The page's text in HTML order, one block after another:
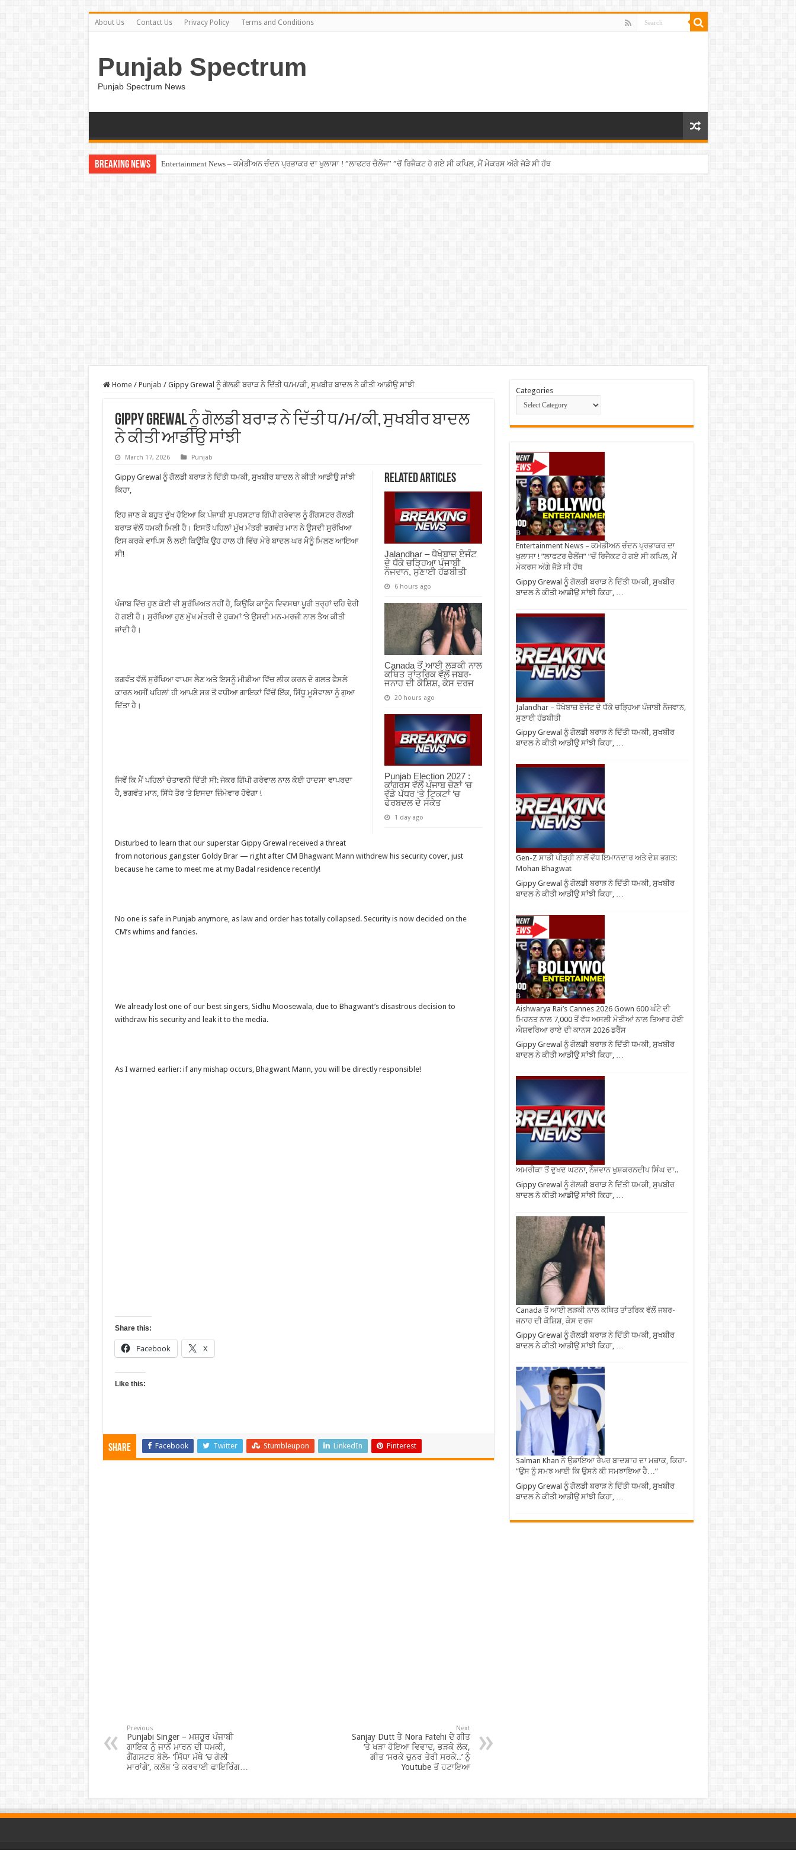
About Us Contact Us Privacy Policy Terms and Conditions
Punjab Spectrum
Punjab Spectrum News
Breaking News Entertainment News – ਕਮੇਡੀਅਨ ਚੰਦਨ ਪ੍ਰਭਾਕਰ ਦਾ ਖੁਲਾਸਾ ! ”ਲਾਫਟਰ ਚੈਲੇਂਜ” ”ਚੋਂ ਰਿਜੈਕਟ ਹੋ ਗਏ ਸੀ ਕਪਿਲ, ਮੈਂ ਮੇਕਰਸ ਅੱਗੇ ਜੋੜੇ ਸੀ ਹੱਥ
Jalandhar – ਧੋਖੇਬਾਜ਼ ਏਜੰਟ ਦੇ ਧੱਕੇ ਚੜ੍ਹਿਆ ਪੰਜਾਬੀ ਨੌਜਵਾਨ, ਸੁਣਾਈ ਹੱਡਬੀਤੀ
Home / Punjab / Gippy Grewal ਨੂੰ ਗੋਲਡੀ ਬਰਾੜ ਨੇ ਦਿੱਤੀ ਧ/ਮ/ਕੀ, ਸੁਖਬੀਰ ਬਾਦਲ ਨੇ ਕੀਤੀ ਆਡੀਉ ਸਾਂਝੀ
Gippy Grewal ਨੂੰ ਗੋਲਡੀ ਬਰਾੜ ਨੇ ਦਿੱਤੀ ਧ/ਮ/ਕੀ, ਸੁਖਬੀਰ ਬਾਦਲ
ਨੇ ਕੀਤੀ ਆਡੀਉ ਸਾਂਝੀ
March 17, 2026 Punjab
Related Articles
Jalandhar – ਧੋਖੇਬਾਜ਼ ਏਜੰਟ
ਦੇ ਧੱਕੇ ਚੜ੍ਹਿਆ ਪੰਜਾਬੀ
ਨੌਜਵਾਨ, ਸੁਣਾਈ ਹੱਡਬੀਤੀ
6 hours ago
Canada ਤੋਂ ਆਈ ਲੜਕੀ ਨਾਲ
ਕਥਿਤ ਤਾਂਤਰਿਕ ਵੱਲੋਂ ਜਬਰ-
ਜਨਾਹ ਦੀ ਕੋਸ਼ਿਸ਼, ਕੇਸ ਦਰਜ
20 hours ago
Punjab Election 2027 :
ਕਾਂਗਰਸ ਵੱਲੋਂ ਪੰਜਾਬ ਚੋਣਾਂ ‘ਚ
ਵੱਡੇ ਪੱਧਰ ‘ਤੇ ਟਿਕਟਾਂ ‘ਚ
ਫੇਰਬਦਲ ਦੇ ਸੰਕੇਤ
1 day ago
Gippy Grewal ਨੂੰ ਗੋਲਡੀ ਬਰਾੜ ਨੇ ਦਿੱਤੀ ਧਮਕੀ, ਸੁਖਬੀਰ ਬਾਦਲ ਨੇ ਕੀਤੀ ਆਡੀਉ ਸਾਂਝੀ
ਕਿਹਾ,
ਇਹ ਜਾਣ ਕੇ ਬਹੁਤ ਦੁੱਖ ਹੋਇਆ ਕਿ ਪੰਜਾਬੀ ਸੁਪਰਸਟਾਰ ਗਿੱਪੀ ਗਰੇਵਾਲ ਨੂੰ ਗੈਂਗਸਟਰ ਗੋਲਡੀ
ਬਰਾੜ ਵੱਲੋਂ ਧਮਕੀ ਮਿਲੀ ਹੈ। ਇਸਤੋਂ ਪਹਿਲਾਂ ਮੁੱਖ ਮੰਤਰੀ ਭਗਵੰਤ ਮਾਨ ਨੇ ਉਸਦੀ ਸੁਰੱਖਿਆ
ਇਸ ਕਰਕੇ ਵਾਪਿਸ ਲੈ ਲਈ ਕਿਉਂਕਿ ਉਹ ਹਾਲ ਹੀ ਵਿੱਚ ਮੇਰੇ ਬਾਦਲ ਘਰ ਮੈਨੂੰ ਮਿਲਣ ਆਇਆ
ਸੀ!
ਪੰਜਾਬ ਵਿੱਚ ਹੁਣ ਕੋਈ ਵੀ ਸੁਰੱਖਿਅਤ ਨਹੀਂ ਹੈ, ਕਿਉਂਕਿ ਕਾਨੂੰਨ ਵਿਵਸਥਾ ਪੂਰੀ ਤਰ੍ਹਾਂ ਢਹਿ ਢੇਰੀ
ਹੋ ਗਈ ਹੈ। ਸੁਰੱਖਿਆ ਹੁਣ ਮੁੱਖ ਮੰਤਰੀ ਦੇ ਹੁਕਮਾਂ ‘ਤੇ ਉਸਦੀ ਮਨ-ਮਰਜ਼ੀ ਨਾਲ ਤੈਅ ਕੀਤੀ
ਜਾਂਦੀ ਹੈ।
ਭਗਵੰਤ ਵੱਲੋਂ ਸੁਰੱਖਿਆ ਵਾਪਸ ਲੈਣ ਅਤੇ ਇਸਨੂੰ ਮੀਡੀਆ ਵਿੱਚ ਲੀਕ ਕਰਨ ਦੇ ਗਲਤ ਫੈਸਲੇ
ਕਾਰਨ ਅਸੀਂ ਪਹਿਲਾਂ ਹੀ ਆਪਣੇ ਸਭ ਤੋਂ ਵਧੀਆ ਗਾਇਕਾਂ ਵਿੱਚੋਂ ਇੱਕ, ਸਿੱਧੂ ਮੂਸੇਵਾਲਾ ਨੂੰ ਗੁਆ
ਦਿੱਤਾ ਹੈ।
ਜਿਵੇਂ ਕਿ ਮੈਂ ਪਹਿਲਾਂ ਚੇਤਾਵਨੀ ਦਿੱਤੀ ਸੀ: ਜੇਕਰ ਗਿੱਪੀ ਗਰੇਵਾਲ ਨਾਲ ਕੋਈ ਹਾਦਸਾ ਵਾਪਰਦਾ
ਹੈ, ਭਗਵੰਤ ਮਾਨ, ਸਿੱਧੇ ਤੌਰ ‘ਤੇ ਇਸਦਾ ਜ਼ਿੰਮੇਵਾਰ ਹੋਵੇਗਾ !
Disturbed to learn that our superstar Gippy Grewal received a threat
from notorious gangster Goldy Brar — right after CM Bhagwant Mann withdrew his security cover, just
because he came to meet me at my Badal residence recently!
No one is safe in Punjab anymore, as law and order has totally collapsed. Security is now decided on the
CM’s whims and fancies.
We already lost one of our best singers, Sidhu Moosewala, due to Bhagwant’s disastrous decision to
withdraw his security and leak it to the media.
As I warned earlier: if any mishap occurs, Bhagwant Mann, you will be directly responsible!
Share this:
Facebook X
Like this:
Share Facebook Twitter Stumbleupon LinkedIn Pinterest
Previous
Punjabi Singer – ਮਸ਼ਹੂਰ ਪੰਜਾਬੀ
ਗਾਇਕ ਨੂੰ ਜਾਨੋਂ ਮਾਰਨ ਦੀ ਧਮਕੀ,
ਗੈਂਗਸਟਰ ਬੋਲੇ- ‘ਸਿੱਧਾ ਮੱਥੇ ‘ਚ ਗੋਲੀ
ਮਾਰਾਂਗੇ’, ਕਲੱਬ ‘ਤੇ ਕਰਵਾਈ ਫਾਇਰਿੰਗ…
Next
Sanjay Dutt ਤੇ Nora Fatehi ਦੇ ਗੀਤ
‘ਤੇ ਖੜਾ ਹੋਇਆ ਵਿਵਾਦ, ਭੜਕੇ ਲੋਕ,
ਗੀਤ ‘ਸਰਕੇ ਚੁਨਰ ਤੇਰੀ ਸਰਕੇ..’ ਨੂੰ
Youtube ਤੋਂ ਹਟਾਇਆ
Categories
Entertainment News – ਕਮੇਡੀਅਨ ਚੰਦਨ ਪ੍ਰਭਾਕਰ ਦਾ
ਖੁਲਾਸਾ ! ”ਲਾਫਟਰ ਚੈਲੇਂਜ” ”ਚੋਂ ਰਿਜੈਕਟ ਹੋ ਗਏ ਸੀ ਕਪਿਲ, ਮੈਂ
ਮੇਕਰਸ ਅੱਗੇ ਜੋੜੇ ਸੀ ਹੱਥ
Gippy Grewal ਨੂੰ ਗੋਲਡੀ ਬਰਾੜ ਨੇ ਦਿੱਤੀ ਧਮਕੀ, ਸੁਖਬੀਰ
ਬਾਦਲ ਨੇ ਕੀਤੀ ਆਡੀਉ ਸਾਂਝੀ ਕਿਹਾ, …
Jalandhar – ਧੋਖੇਬਾਜ਼ ਏਜੰਟ ਦੇ ਧੱਕੇ ਚੜ੍ਹਿਆ ਪੰਜਾਬੀ ਨੌਜਵਾਨ,
ਸੁਣਾਈ ਹੱਡਬੀਤੀ
Gippy Grewal ਨੂੰ ਗੋਲਡੀ ਬਰਾੜ ਨੇ ਦਿੱਤੀ ਧਮਕੀ, ਸੁਖਬੀਰ
ਬਾਦਲ ਨੇ ਕੀਤੀ ਆਡੀਉ ਸਾਂਝੀ ਕਿਹਾ, …
Gen-Z ਸਾਡੀ ਪੀੜ੍ਹੀ ਨਾਲੋਂ ਵੱਧ ਇਮਾਨਦਾਰ ਅਤੇ ਦੇਸ਼ ਭਗਤ:
Mohan Bhagwat
Gippy Grewal ਨੂੰ ਗੋਲਡੀ ਬਰਾੜ ਨੇ ਦਿੱਤੀ ਧਮਕੀ, ਸੁਖਬੀਰ
ਬਾਦਲ ਨੇ ਕੀਤੀ ਆਡੀਉ ਸਾਂਝੀ ਕਿਹਾ, …
Aishwarya Rai’s Cannes 2026 Gown 600 ਘੰਟੇ ਦੀ
ਮਿਹਨਤ ਨਾਲ 7,000 ਤੋਂ ਵੱਧ ਅਸਲੀ ਮੋਤੀਆਂ ਨਾਲ ਤਿਆਰ ਹੋਈ
ਐਸ਼ਵਰਿਆ ਰਾਏ ਦੀ ਕਾਨਸ 2026 ਡਰੈੱਸ
Gippy Grewal ਨੂੰ ਗੋਲਡੀ ਬਰਾੜ ਨੇ ਦਿੱਤੀ ਧਮਕੀ, ਸੁਖਬੀਰ
ਬਾਦਲ ਨੇ ਕੀਤੀ ਆਡੀਉ ਸਾਂਝੀ ਕਿਹਾ, …
ਅਮਰੀਕਾ ਤੋਂ ਦੁਖਦ ਘਟਨਾ, ਨੌਜਵਾਨ ਖੁਸ਼ਕਰਨਦੀਪ ਸਿੰਘ ਦਾ..
Gippy Grewal ਨੂੰ ਗੋਲਡੀ ਬਰਾੜ ਨੇ ਦਿੱਤੀ ਧਮਕੀ, ਸੁਖਬੀਰ
ਬਾਦਲ ਨੇ ਕੀਤੀ ਆਡੀਉ ਸਾਂਝੀ ਕਿਹਾ, …
Canada ਤੋਂ ਆਈ ਲੜਕੀ ਨਾਲ ਕਥਿਤ ਤਾਂਤਰਿਕ ਵੱਲੋਂ ਜਬਰ-
ਜਨਾਹ ਦੀ ਕੋਸ਼ਿਸ਼, ਕੇਸ ਦਰਜ
Gippy Grewal ਨੂੰ ਗੋਲਡੀ ਬਰਾੜ ਨੇ ਦਿੱਤੀ ਧਮਕੀ, ਸੁਖਬੀਰ
ਬਾਦਲ ਨੇ ਕੀਤੀ ਆਡੀਉ ਸਾਂਝੀ ਕਿਹਾ, …
Salman Khan ਨੇ ਉਡਾਇਆ ਰੈਪਰ ਬਾਦਸ਼ਾਹ ਦਾ ਮਜ਼ਾਕ, ਕਿਹਾ-
”ਉਸ ਨੂੰ ਸਮਝ ਆਈ ਕਿ ਉਸਨੇ ਕੀ ਸਮਝਾਇਆ ਹੈ…”
Gippy Grewal ਨੂੰ ਗੋਲਡੀ ਬਰਾੜ ਨੇ ਦਿੱਤੀ ਧਮਕੀ, ਸੁਖਬੀਰ
ਬਾਦਲ ਨੇ ਕੀਤੀ ਆਡੀਉ ਸਾਂਝੀ ਕਿਹਾ, …